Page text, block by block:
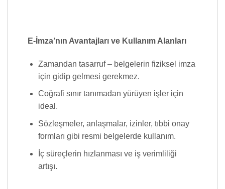
E-İmza’nın Avantajları ve Kullanım Alanları
Zamandan tasarruf – belgelerin fiziksel imza
için gidip gelmesi gerekmez.
Coğrafi sınır tanımadan yürüyen işler için
ideal.
Sözleşmeler, anlaşmalar, izinler, tıbbi onay
formları gibi resmi belgelerde kullanım.
İç süreçlerin hızlanması ve iş verimliliği
artışı.